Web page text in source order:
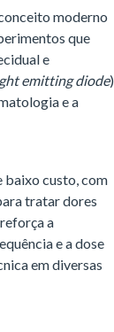
moderno
que
e
emitting diode)
e a
baixo custo, com
tratar dores
a
e a dose
em diversas